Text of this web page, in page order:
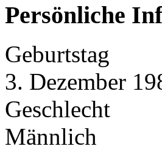
Persönliche
Geburtstag
3. Dezember
Geschlecht
Männlich